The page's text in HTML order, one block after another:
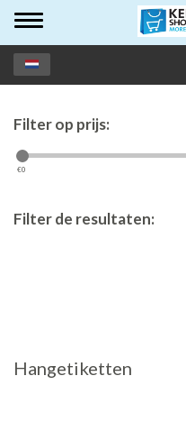
Toggle
Filter op prijs:
€0
Filter de resultaten:
Hangetiketten